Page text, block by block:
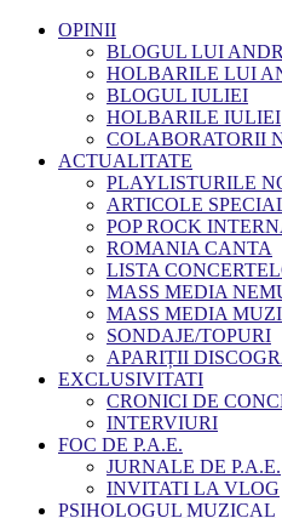
OPINII
BLOGUL LUI
HOLBARILE LUI
BLOGUL IULIEI
HOLBARILE IULIEI
COLABORATORII
ACTUALITATE
PLAYLISTURILE
ARTICOLE
POP ROCK
ROMANIA CANTA
LISTA
MASS MEDIA
MASS MEDIA
SONDAJE/TOPURI
APARIȚII
EXCLUSIVITATI
CRONICI DE
INTERVIURI
FOC DE P.A.E.
JURNALE DE P.A.E.
INVITATI LA VLOG
PSIHOLOGUL MUZICAL